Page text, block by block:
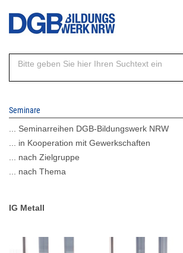
Direkt
Inhalt
Seminare
... Seminarreihen DGB-Bildungswerk NRW
... in Kooperation mit Gewerkschaften
... nach Zielgruppe
... nach Thema
IG Metall